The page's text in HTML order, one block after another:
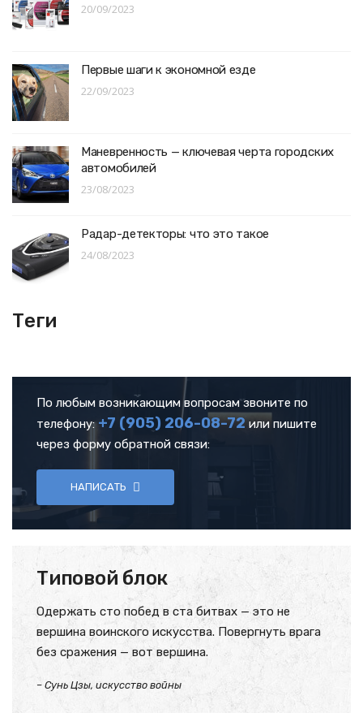
20/09/2023
Первые шаги к экономной езде
22/09/2023
Маневренность — ключевая черта городских
автомобилей
23/08/2023
Радар-детекторы: что это такое
24/08/2023
Теги
По любым возникающим вопросам звоните по
телефону:+7 (905) 206-08-72 или пишите
через форму обратной связи:
НАПИСАТЬ
Типовой блок
Одержать сто побед в ста битвах — это не
вершина воинского искусства. Повергнуть врага
без сражения — вот вершина.
– Сунь Цзы, искусство войны